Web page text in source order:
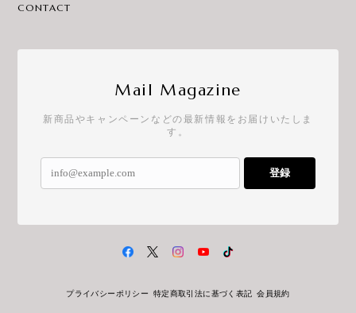
CONTACT
Mail Magazine
新商品やキャンペーンなどの最新情報をお届けいたしま
す。
登録
プライバシーポリシー 特定商取引法に基づく表記 会員規約